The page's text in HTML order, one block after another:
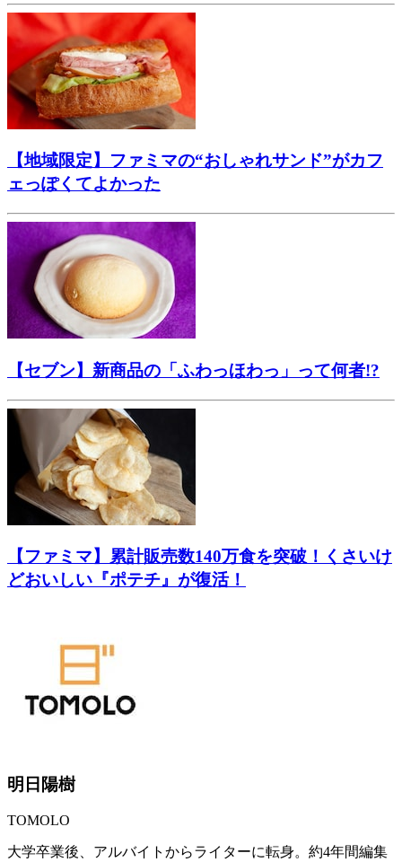
【地域限定】ファミマの“おしゃれサンド”がカフ
ェっぽくてよかった
【セブン】新商品の「ふわっほわっ」って何者!?
【ファミマ】累計販売数140万食を突破！くさいけ
どおいしい『ポテチ』が復活！
明日陽樹
TOMOLO
大学卒業後、アルバイトからライターに転身。約4年間編集